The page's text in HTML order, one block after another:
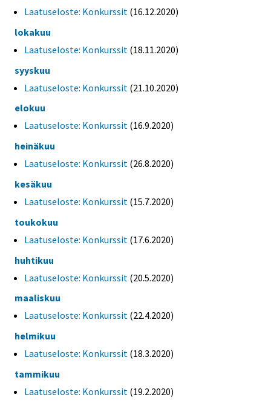
Laatuseloste: Konkurssit (16.12.2020)
lokakuu
Laatuseloste: Konkurssit (18.11.2020)
syyskuu
Laatuseloste: Konkurssit (21.10.2020)
elokuu
Laatuseloste: Konkurssit (16.9.2020)
heinäkuu
Laatuseloste: Konkurssit (26.8.2020)
kesäkuu
Laatuseloste: Konkurssit (15.7.2020)
toukokuu
Laatuseloste: Konkurssit (17.6.2020)
huhtikuu
Laatuseloste: Konkurssit (20.5.2020)
maaliskuu
Laatuseloste: Konkurssit (22.4.2020)
helmikuu
Laatuseloste: Konkurssit (18.3.2020)
tammikuu
Laatuseloste: Konkurssit (19.2.2020)